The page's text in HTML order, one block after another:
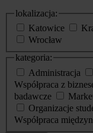
lokalizacja:
Katowice
Wrocław
kategoria:
Administracja
Współpraca z
badawcze
Organizacje
Współpraca